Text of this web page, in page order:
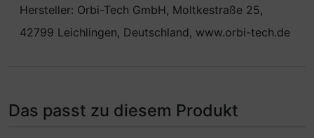
Hersteller: Orbi-Tech GmbH, Moltkestraße 25,
42799 Leichlingen, Deutschland, www.orbi-tech.de
Das passt zu diesem Produkt